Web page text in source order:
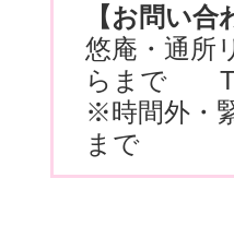
【お問い合
悠庵・通所
らまで
※時間外・
まで